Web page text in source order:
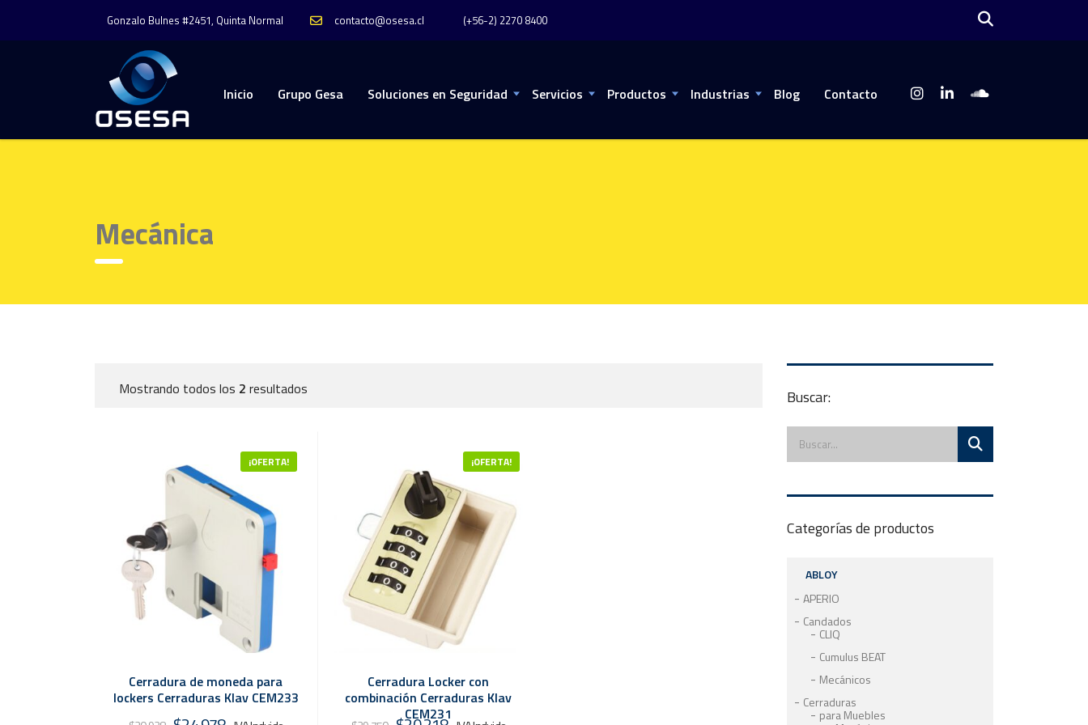
Gonzalo Bulnes #2451, Quinta Normal contacto@osesa.cl (+56-2) 2270 8400
Inicio Grupo Gesa Soluciones en Seguridad Servicios Productos Industrias Blog Contacto
Mecánica
Mostrando todos los 2 resultados
¡OFERTA!
Cerradura de moneda para
lockers Cerraduras Klav CEM233
¡OFERTA!
Cerradura Locker con
combinación Cerraduras Klav
CEM231
Buscar:
Categorías de productos
ABLOY
APERIO
Candados
CLIQ
Cumulus BEAT
Mecánicos
Cerraduras
para Muebles